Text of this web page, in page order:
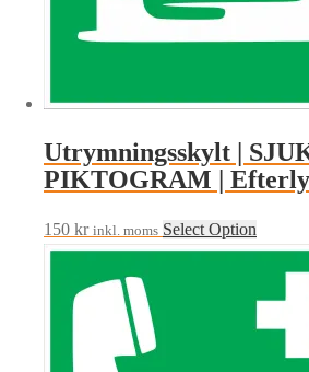
Utrymningsskylt |
PIKTOGRAM |
150 kr inkl. moms Select Option